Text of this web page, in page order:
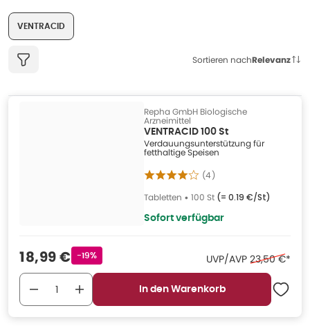
VENTRACID
Sortieren nachRelevanz
Repha GmbH Biologische
Arzneimittel
VENTRACID 100 St
Verdauungsunterstützung für
fetthaltige Speisen
(4)
Tabletten • 100 St (= 0.19 €/St)
Sofort verfügbar
Verkaufspreis
18,99 € Rabattstempel
-19% UVP/AVP Ehemaliger
23,50 €*
In den Warenkorb